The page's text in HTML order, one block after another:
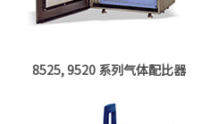
8525, 9520 系列气体配比器